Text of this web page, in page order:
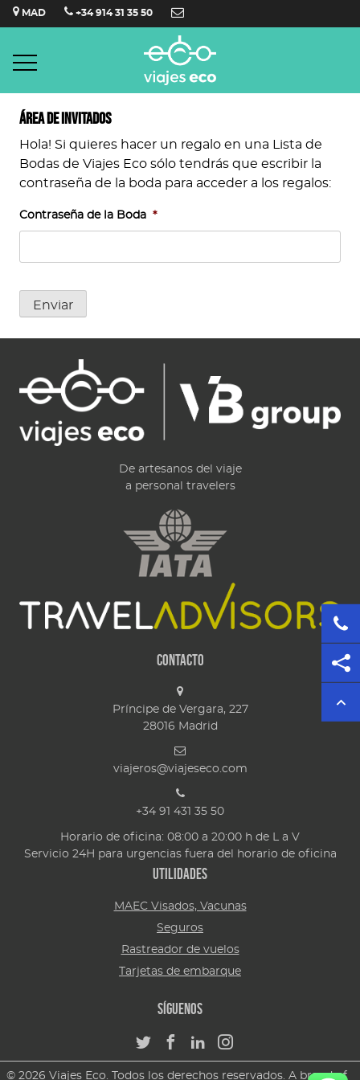
Saltar
al
MAD +34 914 31 35 50
Área de invitados
Hola! Si quieres hacer un regalo en una Lista de
Bodas de Viajes Eco sólo tendrás que escribir la
contraseña de la boda para acceder a los regalos:
Contraseña de la Boda *
Enviar
De artesanos del viaje
a personal travelers
Contacto
Príncipe de Vergara, 227
28016 Madrid
viajeros@viajeseco.com
+34 91 431 35 50
Horario de oficina: 08:00 a 20:00 h de L a V
Servicio 24H para urgencias fuera del horario de oficina
Utilidades
MAEC Visados, Vacunas
Seguros
Rastreador de vuelos
Tarjetas de embarque
Síguenos
© 2026 Viajes Eco. Todos los derechos reservados. A brand of